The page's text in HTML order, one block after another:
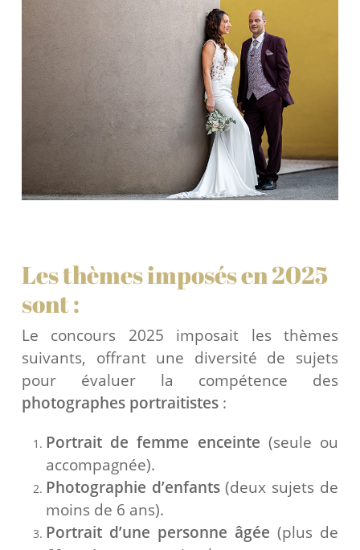
Les thèmes imposés en 2025
sont :
Le concours 2025 imposait les thèmes
suivants, offrant une diversité de sujets
pour évaluer la compétence des
photographes portraitistes:
Portrait de femme enceinte (seule ou
accompagnée).
Photographie d’enfants(deux sujets de
moins de 6 ans).
Portrait d’une personne âgée (plus de